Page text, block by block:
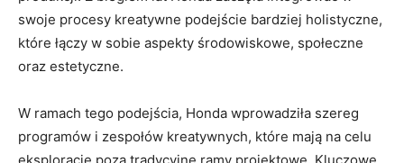
swoje procesy kreatywne podejście bardziej holistyczne,
które łączy w sobie⁣ aspekty środowiskowe, społeczne
oraz estetyczne.
W ramach tego podejścia, Honda wprowadziła szereg
programów i zespołów kreatywnych, które mają na celu